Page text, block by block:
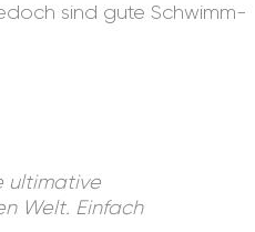
sind gute Schwimm-
ultimative
Welt. Einfach